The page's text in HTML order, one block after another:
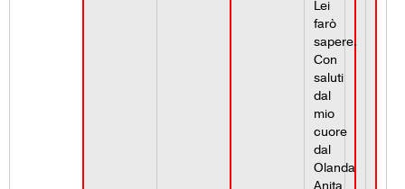
Lei
farò
sapere.
Con
saluti
dal
mio
cuore
dal
Olanda